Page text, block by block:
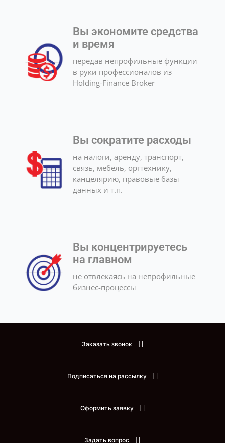
Вы экономите средства
и время
передав непрофильные функции
в руки профессионалов из
Holding-Finance Broker
Вы сократите расходы
на налоги, аренду, транспорт,
связь, мебель, оргтехнику,
канцелярию, правовые базы
данных и т.п.
Вы концентрируетесь
на главном
не отвлекаясь на непрофильные
бизнес-процессы
Заказать звонок
Подписаться на рассылку
Оформить заявку
Задать вопрос